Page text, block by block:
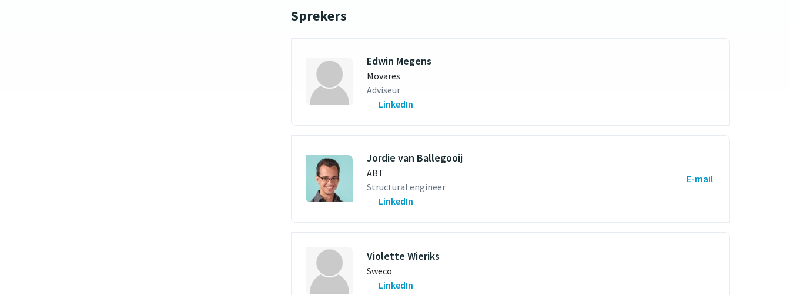
Sprekers
Edwin Megens
Movares
Adviseur
LinkedIn
Jordie van Ballegooij
ABT
Structural engineer
LinkedIn
E-mail
Violette Wieriks
Sweco
LinkedIn